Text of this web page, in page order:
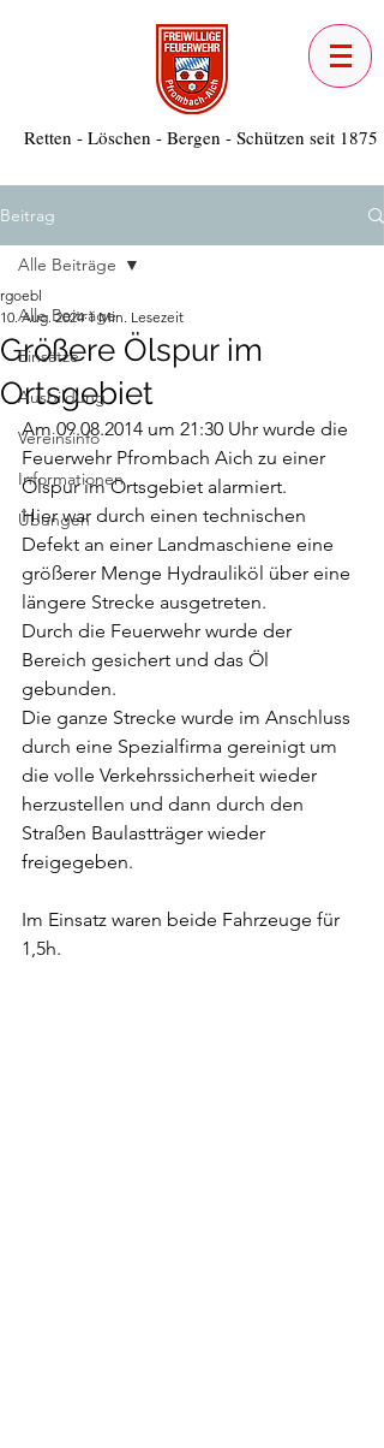
Retten - Löschen - Bergen - Schützen seit 1875
Beitrag
Alle Beiträge
Einsätze
Ausbildung
Vereinsinfo
Informationen
Übungen
Alle Beiträge
Größere Ölspur im
Ortsgebiet
rgoebl
10. Aug. 2024 1 Min. Lesezeit
Am 09.08.2014 um 21:30 Uhr wurde die
Feuerwehr Pfrombach Aich zu einer
Ölspur im Ortsgebiet alarmiert.
Hier war durch einen technischen
Defekt an einer Landmaschiene eine
größerer Menge Hydrauliköl über eine
längere Strecke ausgetreten.
Durch die Feuerwehr wurde der
Bereich gesichert und das Öl
gebunden.
Die ganze Strecke wurde im Anschluss
durch eine Spezialfirma gereinigt um
die volle Verkehrssicherheit wieder
herzustellen und dann durch den
Straßen Baulastträger wieder
freigegeben.
Im Einsatz waren beide Fahrzeuge für
1,5h.